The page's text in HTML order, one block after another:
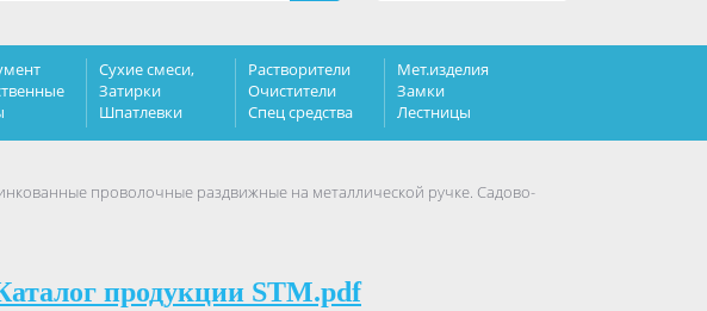
Сухие смеси,
Затирки
Шпатлевки
Растворители
Очистители
Спец средства
Мет.изделия
Замки
Лестницы
проволочные раздвижные на металлической ручке. Садово-
продукции STM.pdf